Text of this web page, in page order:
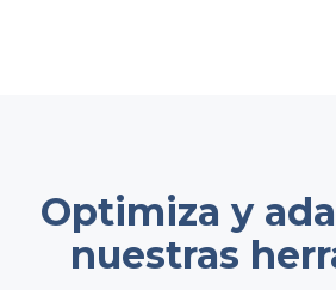
Optimiza y
nuestras